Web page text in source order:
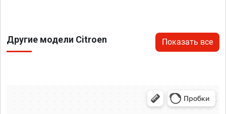
Другие модели Citroen Показать все